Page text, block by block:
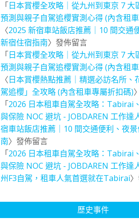
「日本賞櫻全攻略｜從九州到東京 7 大
預測與親子自駕追櫻實測心得 (內含租
〈2025 新宿車站飯店推薦｜10 間交通
新宿住宿指南〉發佈留言
「日本賞櫻全攻略｜從九州到東京 7 大
預測與親子自駕追櫻實測心得 (內含租
〈日本賞櫻熱點推薦｜精選必訪名所、
駕追櫻」全攻略 (內含租車專屬折扣碼)
「2026 日本租車自駕全攻略：Tabirai
與保險 NOC 避坑 - JOBDAREN 工作達
宿車站飯店推薦｜10 間交通便利、夜
南〉發佈留言
「2026 日本租車自駕全攻略：Tabirai
與保險 NOC 避坑 - JOBDAREN 工作達
州F3自駕，租車人氣首選就在Tabirai
歷史事件